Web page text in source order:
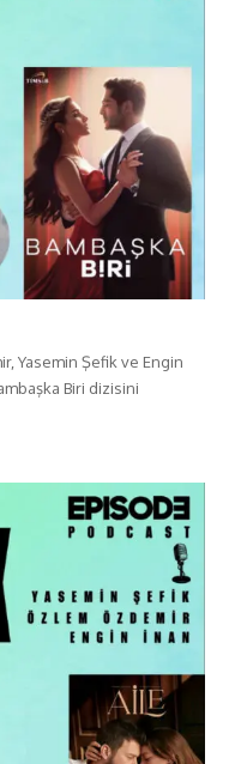
Yasemin Şefik ve Engin
Biri dizisini